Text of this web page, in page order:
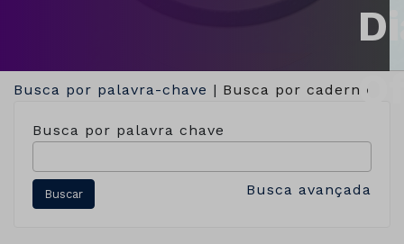
Busca por palavra-chave | Busca por caderno
Busca por palavra chave
Busca avançada